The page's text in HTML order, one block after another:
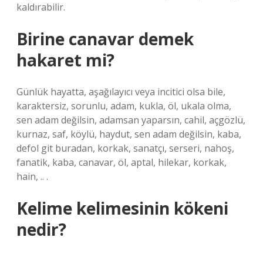
kaldırabilir.
Birine canavar demek
hakaret mi?
Günlük hayatta, aşağılayıcı veya incitici olsa bile,
karaktersiz, sorunlu, adam, kukla, öl, ukala olma,
sen adam değilsin, adamsan yaparsın, cahil, açgözlü,
kurnaz, saf, köylü, haydut, sen adam değilsin, kaba,
defol git buradan, korkak, sanatçı, serseri, nahoş,
fanatik, kaba, canavar, öl, aptal, hilekar, korkak,
hain, .. .
Kelime kelimesinin kökeni
nedir?